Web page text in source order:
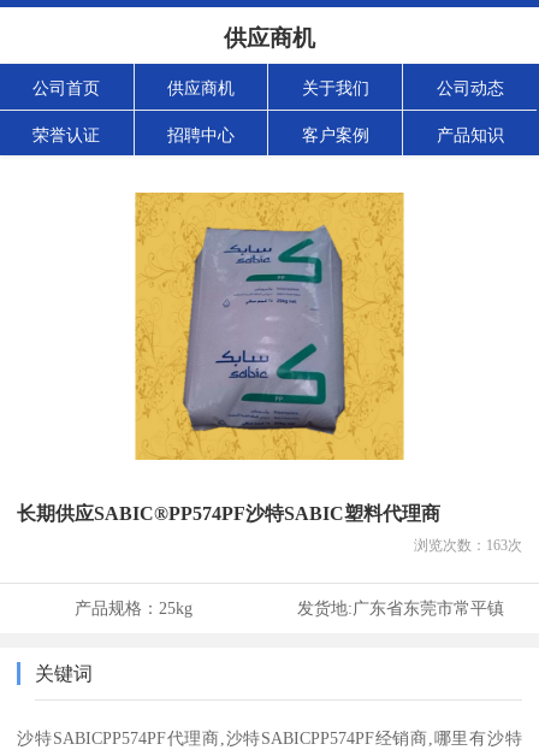
供应商机
公司首页 供应商机 关于我们 公司动态
荣誉认证 招聘中心 客户案例 产品知识
长期供应SABIC®PP574PF沙特SABIC塑料代理商
浏览次数： 163次
产品规格： 25kg 发货地:广东省东莞市常平镇
关键词
沙特SABICPP574PF代理商,沙特SABICPP574PF经销商,哪里有沙特